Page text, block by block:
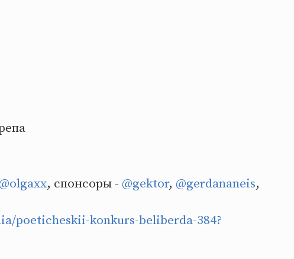
, спонсоры - @gektor, @gerdananeis,
poeticheskii-konkurs-beliberda-384?